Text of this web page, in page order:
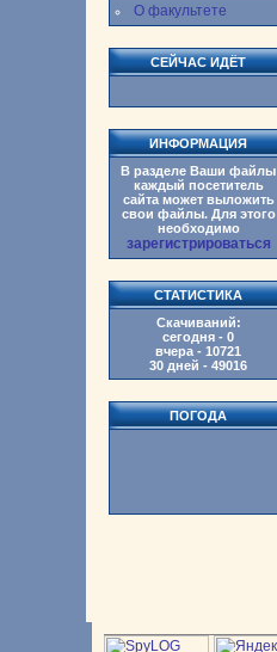
О факультете
СЕЙЧАС ИДЁТ
ИНФОРМАЦИЯ
В разделе Ваши файлы
каждый посетитель
сайта может выложить
свои файлы. Для этого
необходимо
зарегистрироваться
СТАТИСТИКА
Скачиваний:
сегодня - 0
вчера - 10721
30 дней - 49016
ПОГОДА